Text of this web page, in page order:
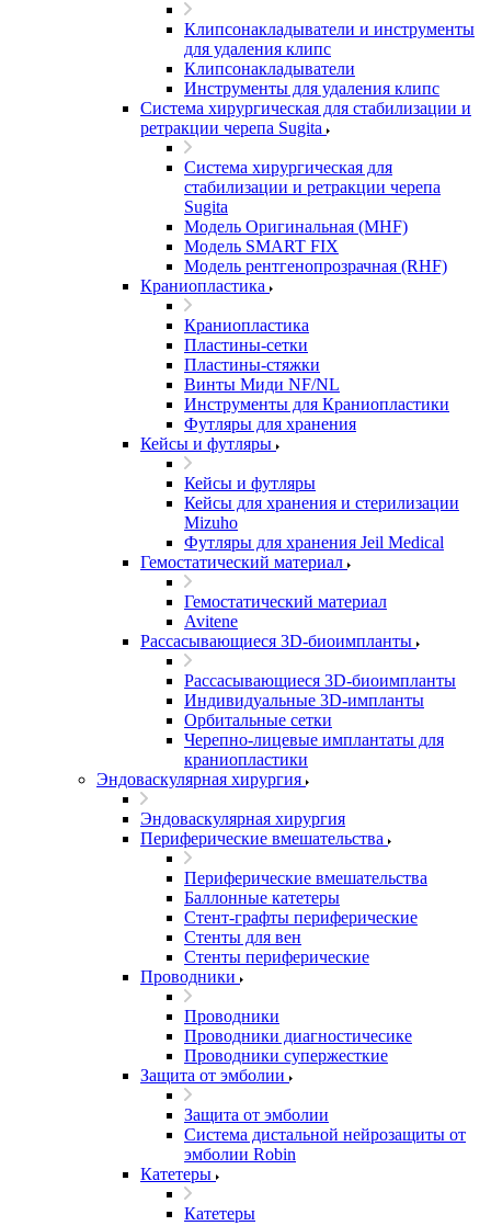
Клипсонакладыватели и инструменты
для удаления клипс
Клипсонакладыватели
Инструменты для удаления клипс
Система хирургическая для стабилизации и
ретракции черепа Sugita
Система хирургическая для
стабилизации и ретракции черепа
Sugita
Модель Оригинальная (MHF)
Модель SMART FIX
Модель рентгенопрозрачная (RHF)
Краниопластика
Краниопластика
Пластины-сетки
Пластины-стяжки
Винты Миди NF/NL
Инструменты для Краниопластики
Футляры для хранения
Кейсы и футляры
Кейсы и футляры
Кейсы для хранения и стерилизации
Mizuho
Футляры для хранения Jeil Medical
Гемостатический материал
Гемостатический материал
Avitene
Рассасывающиеся 3D-биоимпланты
Рассасывающиеся 3D-биоимпланты
Индивидуальные 3D-импланты
Орбитальные сетки
Черепно-лицевые имплантаты для
краниопластики
Эндоваскулярная хирургия
Эндоваскулярная хирургия
Периферические вмешательства
Периферические вмешательства
Баллонные катетеры
Стент-графты периферические
Стенты для вен
Стенты периферические
Проводники
Проводники
Проводники диагностичесике
Проводники супержесткие
Защита от эмболии
Защита от эмболии
Cистема дистальной нейрозащиты от
эмболии Robin
Катетеры
Катетеры